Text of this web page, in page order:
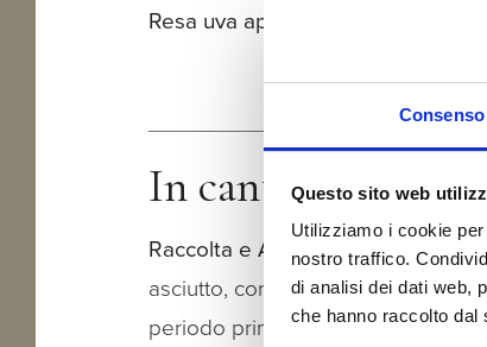
Consenso
Questo sito web
Utilizziamo i cookie
nostro traffico.
di analisi dei dati web,
che hanno raccolto
Resa uva appassita in vino:
In cantina
Raccolta e Appassimento: dopo
asciutto, con soli 9 mm di piogge,
periodo primaverile-estivo con